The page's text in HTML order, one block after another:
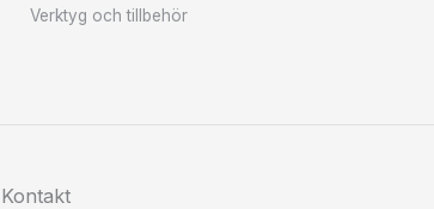
Verktyg och tillbehör
Kontakt